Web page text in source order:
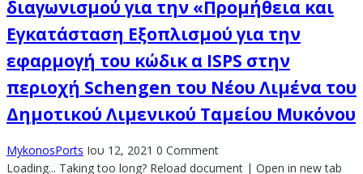
διαγωνισμού για την «Προμήθεια και
Εγκατάσταση Εξοπλισμού για την
εφαρμογή του κώδικ α ISPS στην
περιοχή Schengen του Νέου Λιμένα του
Δημοτικού Λιμενικού Ταμείου Μυκόνου
MykonosPorts Ιου 12, 2021 0 Comment
Loading... Taking too long? Reload document | Open in new tab